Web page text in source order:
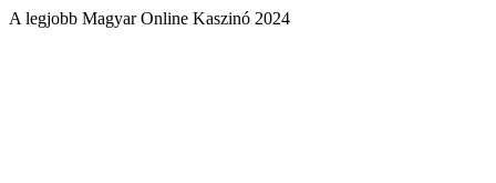
A legjobb Magyar Online Kaszinó 2024